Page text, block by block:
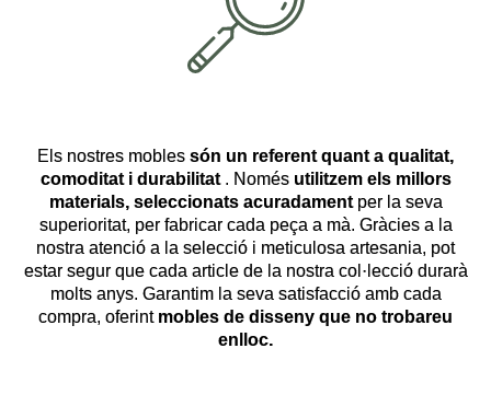
Els nostres mobles són un referent quant a qualitat,
comoditat i durabilitat. Només utilitzem els millors
materials, seleccionats acuradamentper la seva
superioritat, per fabricar cada peça a mà. Gràcies a la
nostra atenció a la selecció i meticulosa artesania, pot
estar segur que cada article de la nostra col·lecció durarà
molts anys. Garantim la seva satisfacció amb cada
compra, oferint mobles de disseny que no trobareu
enlloc.